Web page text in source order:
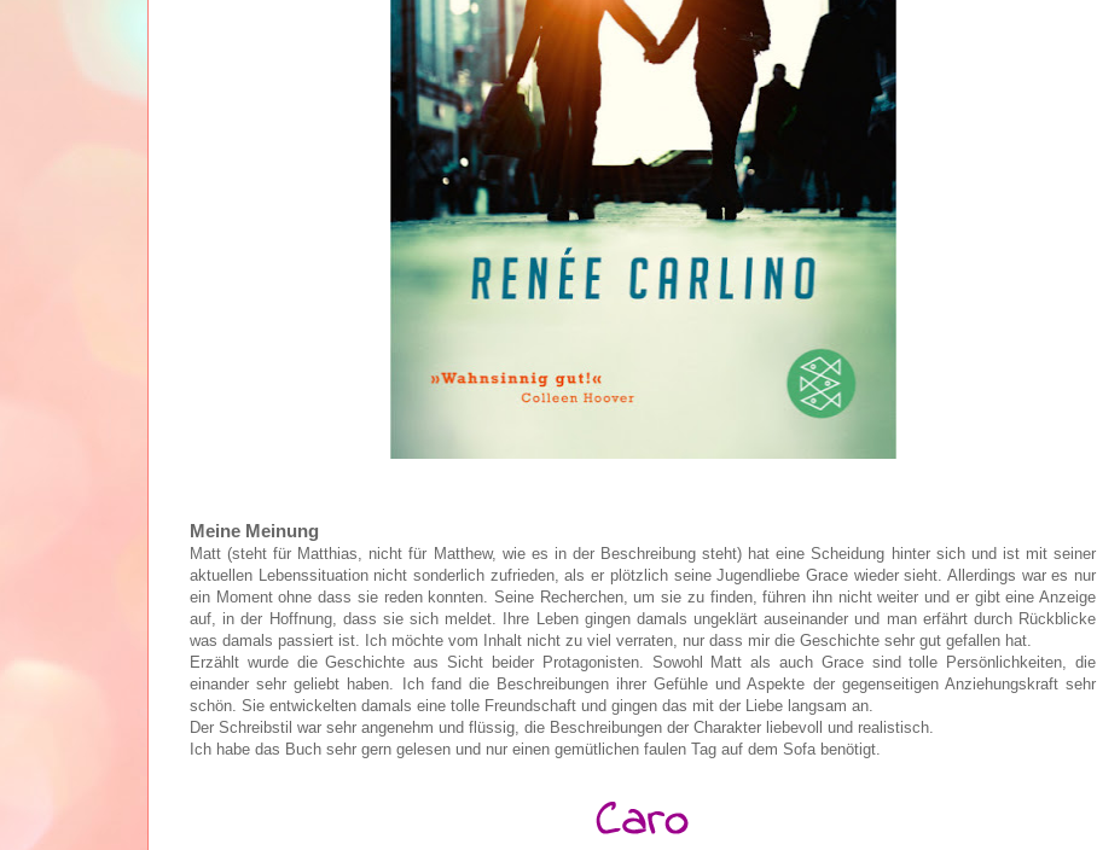
Meine Meinung
Matt (steht für Matthias, nicht für Matthew, wie es in der Beschreibung steht) hat eine Scheidung hinter sich und ist mit seiner
aktuellen Lebenssituation nicht sonderlich zufrieden, als er plötzlich seine Jugendliebe Grace wieder sieht. Allerdings war es nur
ein Moment ohne dass sie reden konnten. Seine Recherchen, um sie zu finden, führen ihn nicht weiter und er gibt eine Anzeige
auf, in der Hoffnung, dass sie sich meldet. Ihre Leben gingen damals ungeklärt auseinander und man erfährt durch Rückblicke
was damals passiert ist. Ich möchte vom Inhalt nicht zu viel verraten, nur dass mir die Geschichte sehr gut gefallen hat.
Erzählt wurde die Geschichte aus Sicht beider Protagonisten. Sowohl Matt als auch Grace sind tolle Persönlichkeiten, die
einander sehr geliebt haben. Ich fand die Beschreibungen ihrer Gefühle und Aspekte der gegenseitigen Anziehungskraft sehr
schön. Sie entwickelten damals eine tolle Freundschaft und gingen das mit der Liebe langsam an.
Der Schreibstil war sehr angenehm und flüssig, die Beschreibungen der Charakter liebevoll und realistisch.
Ich habe das Buch sehr gern gelesen und nur einen gemütlichen faulen Tag auf dem Sofa benötigt.